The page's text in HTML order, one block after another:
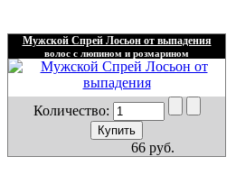
Мужской Спрей Лосьон от выпадения
волос с люпином и розмарином
Количество:
66 руб.